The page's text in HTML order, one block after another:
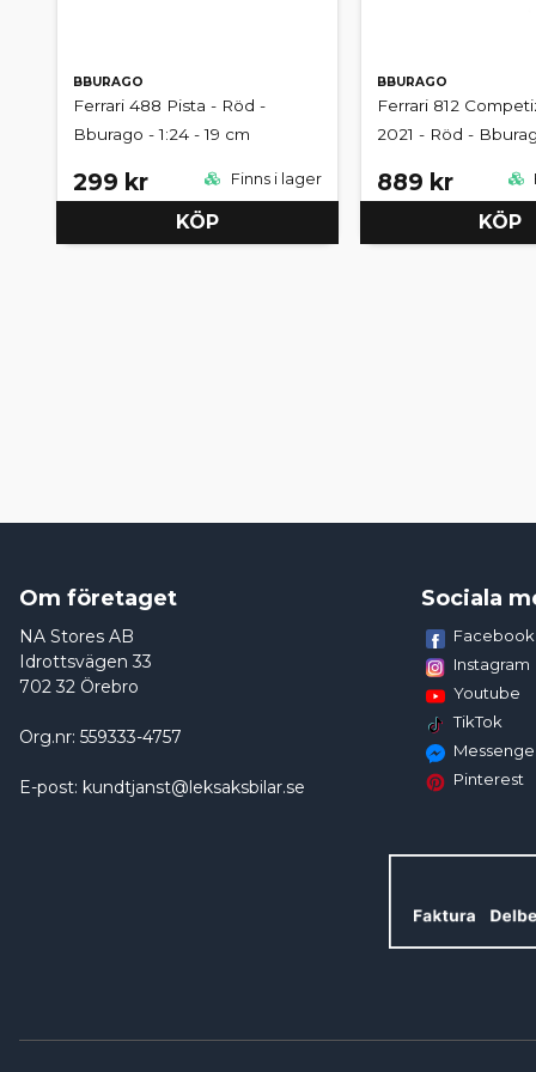
BBURAGO
Ferrari 488 Pista - Röd -
Bburago - 1:24 - 19 cm
299 kr Finns i lager
KÖP
BBURAGO
Ferrari 812
2021 - Röd -
889 kr
KÖP
Om företaget
NA Stores AB
Idrottsvägen 33
702 32 Örebro
Org.nr: 559333-4757
E-post: kundtjanst@leksaksbilar.se
Sociala
Facebook
Instagram
Youtube
TikTok
Pinterest